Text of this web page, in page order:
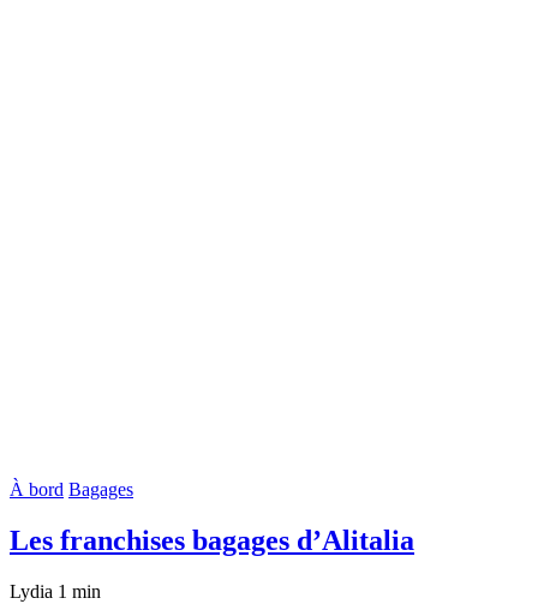
À bord Bagages
Les franchises bagages d’Alitalia
Lydia 1 min